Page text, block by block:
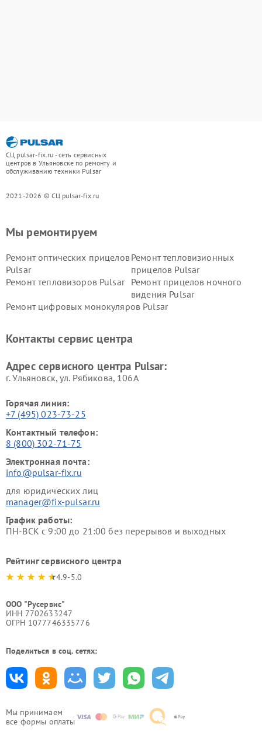
СЦ pulsar-fix.ru - сеть сервисных
центров в Ульяновске по ремонту и
обслуживанию техники Pulsar
2021-2026 © СЦ pulsar-fix.ru
Мы принимаем
все формы оплаты
Мы ремонтируем
Ремонт оптических прицелов
Pulsar
Ремонт тепловизионных
прицелов Pulsar
Ремонт тепловизоров Pulsar
Ремонт прицелов ночного
видения Pulsar
Ремонт цифровых монокуляров Pulsar
Контакты сервис центра
Адрес сервисного центра Pulsar:
г. Ульяновск, ул. Рябикова, 106А
Горячая линия:
+7 (495) 023-73-25
Контактный телефон:
8 (800) 302-71-75
Электронная почта:
info@pulsar-fix.ru
для юридических лиц
manager@fix-pulsar.ru
График работы:
ПН-ВСК с 9:00 до 21:00 без перерывов и выходных
Рейтинг сервисного центра
4.9-5.0
ООО "Русервис"
ИНН 7702633247
ОГРН 1077746335776
Поделиться в соц. сетях: